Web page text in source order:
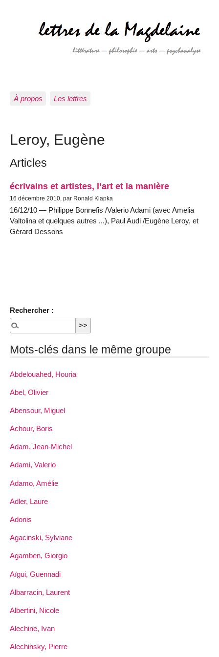
À propos Les lettres
Leroy, Eugène
Articles
écrivains et artistes, l’art et la manière
16 décembre 2010, par Ronald Klapka
16/12/10 — Philippe Bonnefis /Valerio Adami (avec Amelia
Valtolina et quelques autres ...), Paul Audi /Eugène Leroy, et
Gérard Dessons
Rechercher :
Mots-clés dans le même groupe
Abdelouahed, Houria
Abel, Olivier
Abensour, Miguel
Achour, Boris
Adam, Jean-Michel
Adami, Valerio
Adamo, Amélie
Adler, Laure
Adonis
Agacinski, Sylviane
Agamben, Giorgio
Aïgui, Guennadi
Albarracin, Laurent
Albertini, Nicole
Alechine, Ivan
Alechinsky, Pierre